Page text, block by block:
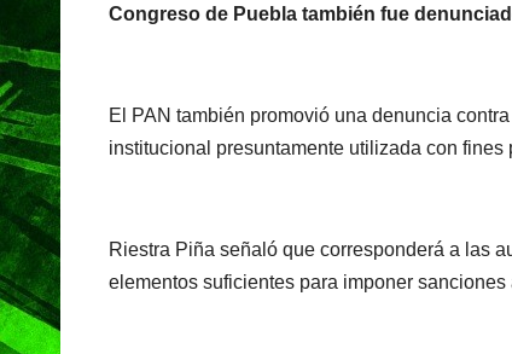
Congreso de Puebla también fue
El PAN también promovió una denuncia
institucional presuntamente utilizada con
Riestra Piña señaló que corresponderá a las
elementos suficientes para imponer